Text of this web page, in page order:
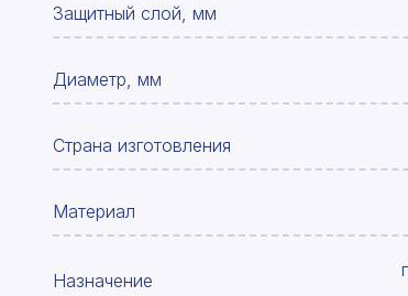
Защитный слой, мм
Диаметр, мм
Страна изготовления
Материал
Назначение